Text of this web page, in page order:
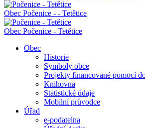
Obec Počenice - - Tetětice
Obec Počenice - Tetětice
Obec
Historie
Symboly obce
Projekty financované pomocí
Knihovna
Statistické údaje
Mobilní průvodce
Úřad
e-podatelna